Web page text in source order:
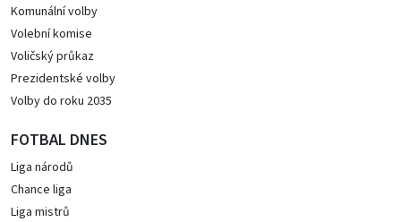
Komunální volby
Volební komise
Voličský průkaz
Prezidentské volby
Volby do roku 2035
FOTBAL DNES
Liga národů
Chance liga
Liga mistrů